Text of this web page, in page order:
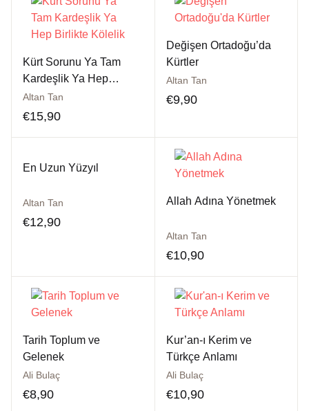
Kürt Sorunu Ya Tam
Kardeşlik Ya Hep
Birlikte Kölelik
Altan Tan
€15,90
Değişen Ortadoğu’da
Kürtler
Altan Tan
€9,90
En Uzun Yüzyıl
Altan Tan
€12,90
Allah Adına Yönetmek
Altan Tan
€10,90
Tarih Toplum ve
Gelenek
Ali Bulaç
€8,90
Kur’an-ı Kerim ve
Türkçe Anlamı
Ali Bulaç
€10,90